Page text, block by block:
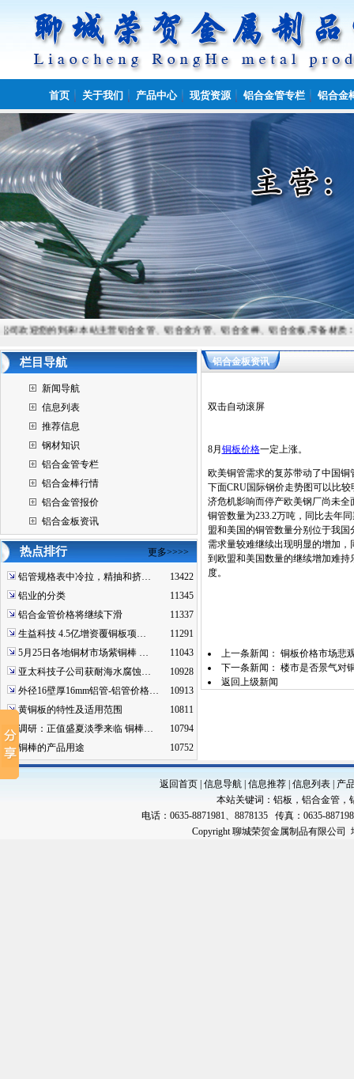
首页 关于我们 产品中心 现货资源 铝合金管专栏 铝合金
公司欢迎您的到来!本站主营铝合金管、铝合金方管、铝合金棒、铝合金板,常备材质
栏目导航
新闻导航
信息列表
推荐信息
钢材知识
铝合金管专栏
铝合金棒行情
铝合金管报价
铝合金板资讯
热点排行 更多>>>>
铝管规格表中冷拉，精抽和挤…
13422
铝业的分类
11345
铝合金管价格将继续下滑
11337
生益科技 4.5亿增资覆铜板项…
11291
5月25日各地铜材市场紫铜棒 …
11043
亚太科技子公司获耐海水腐蚀…
10928
外径16壁厚16mm铝管-铝管价格…
10913
黄铜板的特性及适用范围
10811
调研：正值盛夏淡季来临 铜棒…
10794
铜棒的产品用途
10752
铝合金板资讯
双击自动滚屏
8月 铜板价格一定上涨。
欧美铜管需求的复苏带动了中国
下面CRU国际钢价走势图可以比
济危机影响而停产欧美钢厂尚未全
铜管数量为233.2万吨，同比去年
盟和美国的铜管数量分别位于我
需求量较难继续出现明显的增加
到欧盟和美国数量的继续增加难
度。
上一条新闻： 铜板价格市场悲
下一条新闻： 楼市是否景气对
返回上级新闻
返回首页 信息导航 信息推荐 信息列表
产
本站关键词： 铝板 ， 铝合金管 ，
电话：0635-8871981、8878135 传真：0635-
Copyright 聊城荣贺金属制品有限公